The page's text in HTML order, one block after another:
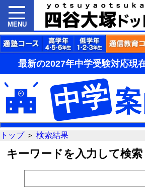
MENU
最新の2027年中学受験対応現
中学
トップ＞ 検索結果
キーワードを入力して検索